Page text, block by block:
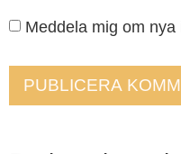
Meddela mig om